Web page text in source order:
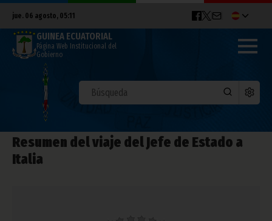
jue. 06 agosto, 05:11
GUINEA ECUATORIAL
Página Web Institucional del
Gobierno
Resumen del viaje del Jefe de Estado a
Italia